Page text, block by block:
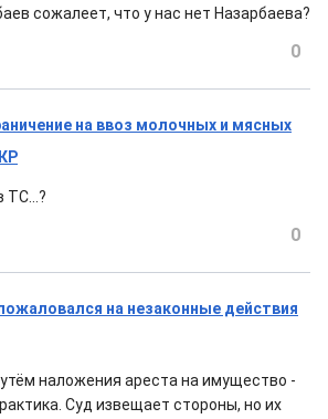
сожалеет, что у нас нет Назарбаева?
0
на ввоз молочных и мясных
ТС...?
0
на незаконные действия
наложения ареста на имущество -
Суд извещает стороны, но их